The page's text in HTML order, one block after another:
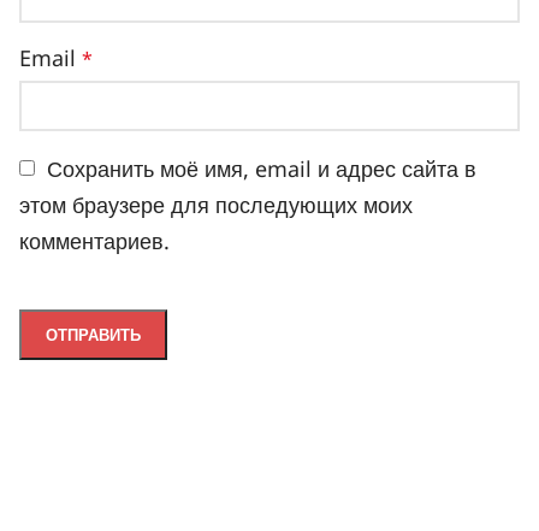
Email *
Сохранить моё имя, email и адрес сайта в
этом браузере для последующих моих
комментариев.